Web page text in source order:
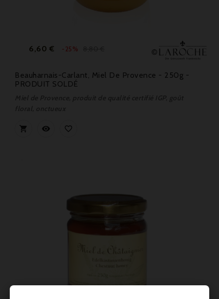
Prix
6,60 € -25%
Beauharnais-Carlant, Miel De Provence - 250g -
PRODUIT SOLDÉ
  